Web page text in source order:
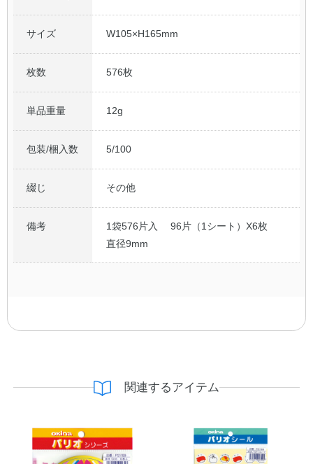
サイズ W105×H165mm
枚数 576枚
単品重量 12g
包装/梱入数 5/100
綴じ その他
備考
1袋576片入 96片（1シート）X6枚
直径9mm
関連するアイテム